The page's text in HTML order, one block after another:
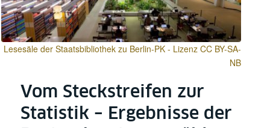
Lesesäle der Staatsbibliothek zu Berlin-PK - Lizenz CC BY-SA-
NB
Vom Steckstreifen zur
Statistik – Ergebnisse der